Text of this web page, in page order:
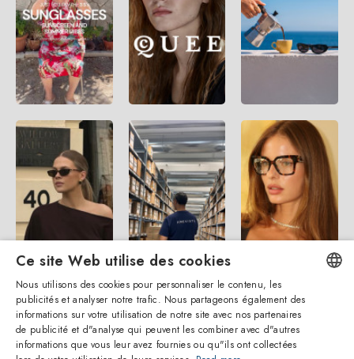
ENGLISH
ITALIAN
Ce site Web utilise des cookies
Nous utilisons des cookies pour personnaliser le contenu, les
publicités et analyser notre trafic. Nous partageons également des
informations sur votre utilisation de notre site avec nos partenaires
de publicité et d"analyse qui peuvent les combiner avec d"autres
informations que vous leur avez fournies ou qu"ils ont collectées